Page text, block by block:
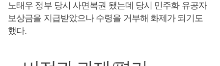
노태우 정부 당시 사면복권 됐는데 당시 민주화 유공자
보상금을 지급받았으나 수령을 거부해 화제가 되기도
했다.